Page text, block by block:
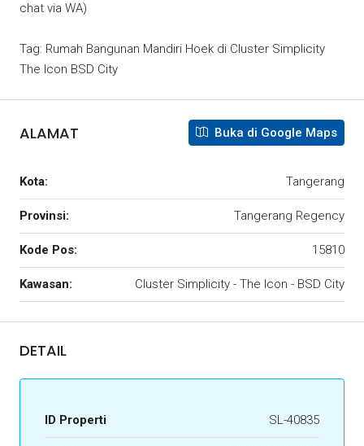
chat via WA)
Tag: Rumah Bangunan Mandiri Hoek di Cluster Simplicity
The Icon BSD City
ALAMAT Buka di Google Maps
Kota: Tangerang
Provinsi: Tangerang Regency
Kode Pos: 15810
Kawasan: Cluster Simplicity - The Icon - BSD City
DETAIL
ID Properti SL-40835